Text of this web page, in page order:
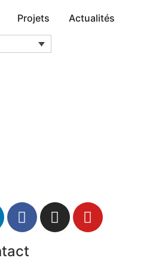
Projets Actualités